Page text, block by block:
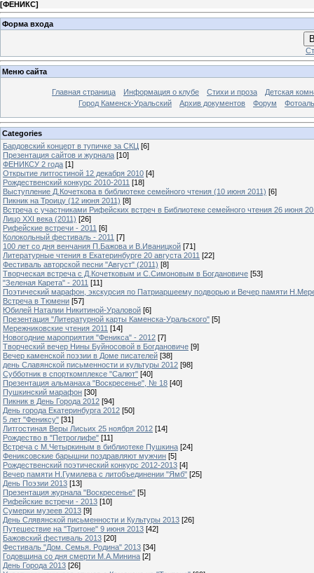
[ФЕНИКС]
Форма входа
Меню сайта
Главная страница Информация о клубе Стихи и проза
Детская
Город Каменск-Уральский
Архив документов Форум
Categories
Бардовский концерт в тупичке за СКЦ [6]
Презентация сайтов и журнала [10]
ФЕНИКСУ 2 года [1]
Открытие литгостиной 12 декабря 2010 [4]
Рождественский конкурс 2010-2011 [18]
Выступление Д.Кочеткова в библиотеке семейного чтения (10 июня 2011) [6]
Пикник на Троицу (12 июня 2011) [8]
Встреча с участниками Рифейских встреч в Библиотеке семейного чтения 26 июня
Лицо XXI века (2011) [26]
Рифейские встречи - 2011 [6]
Колокольный фестиваль - 2011 [7]
100 лет со дня венчания П.Бажова и В.Иваницкой [71]
Литературные чтения в Екатеринбурге 20 августа 2011 [22]
Фестиваль авторской песни "Август" (2011) [8]
Творческая встреча с Д.Кочетковым и С.Симоновым в Богдановиче [53]
"Зеленая Карета" - 2011 [11]
Поэтический марафон, экскурсия по Патриаршеему подворью и Вечер памяти
Встреча в Тюмени [57]
Юбилей Наталии Никитиной-Ураловой [6]
Презентация "Литературной карты Каменска-Уральского" [5]
Мережниковские чтения 2011 [14]
Новогодние мароприятия "Феникса" - 2012 [7]
Творческий вечер Нины Буйносовой в Богдановиче [9]
Вечер каменской поэзии в Доме писателей [38]
день Славянской письменности и культуры 2012 [98]
Субботник в спорткомплексе "Салют" [40]
Презентация альманаха "Воскресенье", № 18 [40]
Пушкинский марафон [30]
Пикник в День Города 2012 [94]
День города Екатеринбурга 2012 [50]
5 лет "Фениксу" [31]
Литгостиная Веры Лисьих 25 ноября 2012 [14]
Рождество в "Петроглифе" [11]
Встреча с М.Четыркиным в библиотеке Пушкина [24]
Фениксовские барышни поздравляют мужчин [5]
Рождественский поэтический конкурс 2012-2013 [4]
Вечер памяти Н.Гумилева с литобъединении "Ямб" [25]
День Поэзии 2013 [13]
Презентация журнала "Воскресенье" [5]
Рифейские встречи - 2013 [10]
Сумерки музеев 2013 [9]
День Слявянской письменности и Культуры 2013 [26]
Путешествие на "Тритоне" 9 июня 2013 [42]
Бажовский фестиваль 2013 [20]
Фестиваль "Дом. Семья. Родина" 2013 [34]
Годовщина со дня смерти М.А.Минина [2]
День Города 2013 [26]